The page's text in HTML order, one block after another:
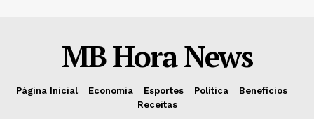
MB Hora News
Página Inicial Economia Esportes Política
Benefícios
Receitas